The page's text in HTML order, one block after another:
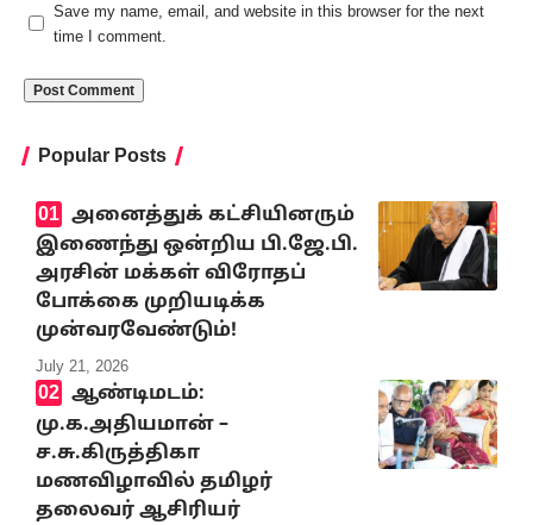
Save my name, email, and website in this browser for the next
time I comment.
Popular Posts
அனைத்துக் கட்சியினரும்
இணைந்து ஒன்றிய பி.ஜே.பி.
அரசின் மக்கள் விரோதப்
போக்கை முறியடிக்க
முன்வரவேண்டும்!
July 21, 2026
ஆண்டிமடம்:
மு.க.அதியமான் –
ச.சு.கிருத்திகா
மணவிழாவில் தமிழர்
தலைவர் ஆசிரியர்